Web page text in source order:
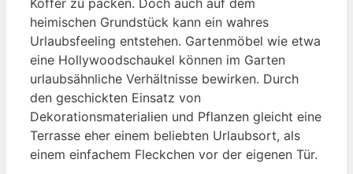
heimischen Grundstück kann ein wahres
Urlaubsfeeling entstehen. Gartenmöbel wie etwa
eine Hollywoodschaukel können im Garten
urlaubsähnliche Verhältnisse bewirken. Durch
den geschickten Einsatz von
Dekorationsmaterialien und Pflanzen gleicht eine
Terrasse eher einem beliebten Urlaubsort, als
einem einfachem Fleckchen vor der eigenen Tür.